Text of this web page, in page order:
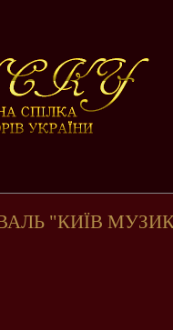
"КИЇВ